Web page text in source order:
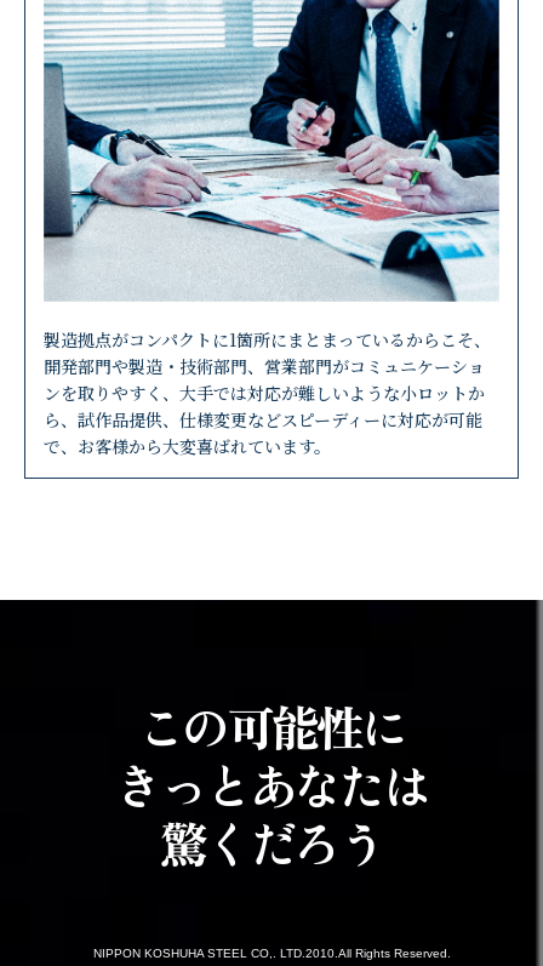
製造拠点がコンパクトに1箇所にまとまっているからこそ、
開発部門や製造・技術部門、営業部門がコミュニケーショ
ンを取りやすく、大手では対応が難しいような小ロットか
ら、試作品提供、仕様変更などスピーディーに対応が可能
で、お客様から大変喜ばれています。
この可能性に
きっとあなたは
驚くだろう
NIPPON KOSHUHA STEEL CO,. LTD.2010.All Rights Reserved.